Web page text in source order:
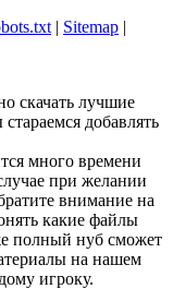
| Sitemap |
скачать лучшие
добавлять
много времени
при желании
внимание на
какие файлы
полный нуб сможет
на нашем
игроку.